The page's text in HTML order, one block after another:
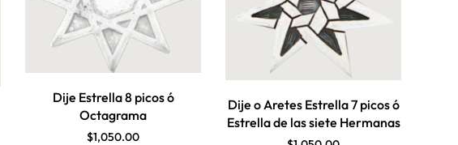
Dije Estrella 8 picos ó
Octagrama
$1,050.00
Dije o Aretes Estrella 7 picos ó
Estrella de las siete Hermanas